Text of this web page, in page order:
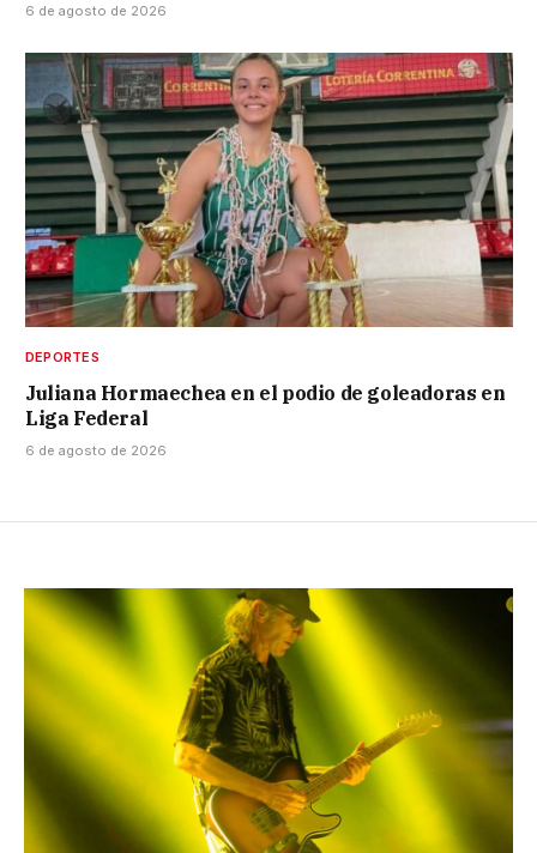
6 de agosto de 2026
DEPORTES
Juliana Hormaechea en el podio de goleadoras en
Liga Federal
6 de agosto de 2026